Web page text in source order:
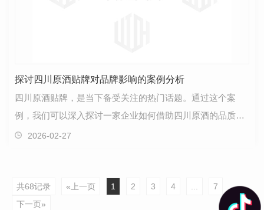
探讨四川原酒贴牌对品牌影响的案例分析
四川原酒贴牌，是当下备受关注的热门话题。通过这个案
例，我们可以深入探讨一家企业如何借助四川原酒的品质与
文化底蕴，实现自身品牌价值的提升。首先，四川原酒源…
2026-02-27
共68记录 «上一页 1 2 3 4 ...
7
下一页»